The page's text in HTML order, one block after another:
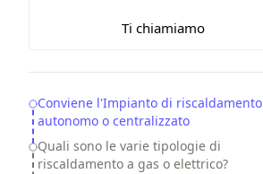
Ti chiamiamo
Table of Contents
Conviene l'Impianto di riscaldamento
autonomo o centralizzato
Quali sono le varie tipologie di
riscaldamento a gas o elettrico?